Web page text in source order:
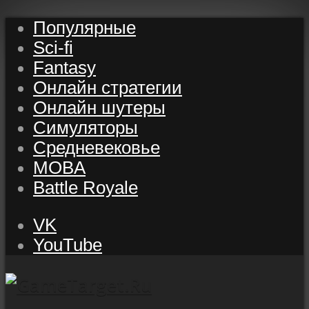
Популярные
Sci-fi
Fantasy
Онлайн стратегии
Онлайн шутеры
Симуляторы
Средневековье
MOBA
Battle Royale
VK
YouTube